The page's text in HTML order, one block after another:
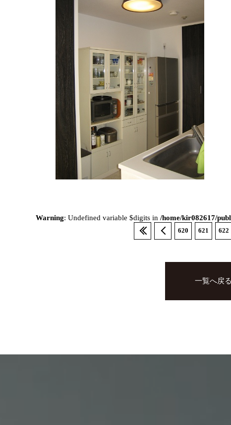
Warning: Undefined variable $digits in /home/kir082617/
620 621 622
一覧へ戻る